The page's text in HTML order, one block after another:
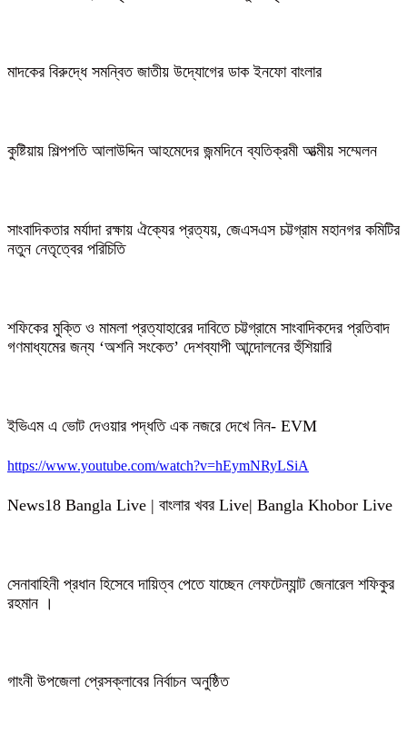
মাদকের বিরুদ্ধে সমন্বিত জাতীয় উদ্যোগের ডাক ইনফো বাংলার
কুষ্টিয়ায় শিল্পপতি আলাউদ্দিন আহমেদের জন্মদিনে ব্যতিক্রমী আত্মীয় সম্মেলন
সাংবাদিকতার মর্যাদা রক্ষায় ঐক্যের প্রত্যয়, জেএসএস চট্টগ্রাম মহানগর কমিটির
নতুন নেতৃত্বের পরিচিতি
শফিকের মুক্তি ও মামলা প্রত্যাহারের দাবিতে চট্টগ্রামে সাংবাদিকদের প্রতিবাদ
গণমাধ্যমের জন্য ‘অশনি সংকেত’ দেশব্যাপী আন্দোলনের হুঁশিয়ারি
ইভিএম এ ভোট দেওয়ার পদ্ধতি এক নজরে দেখে নিন- EVM
https://www.youtube.com/watch?v=hEymNRyLSiA
News18 Bangla Live | বাংলার খবর Live| Bangla Khobor Live
সেনাবাহিনী প্রধান হিসেবে দায়িত্ব পেতে যাচ্ছেন লেফটেন্যান্ট জেনারেল শফিকুর
রহমান ।
গাংনী উপজেলা প্রেসক্লাবের নির্বাচন অনুষ্ঠিত